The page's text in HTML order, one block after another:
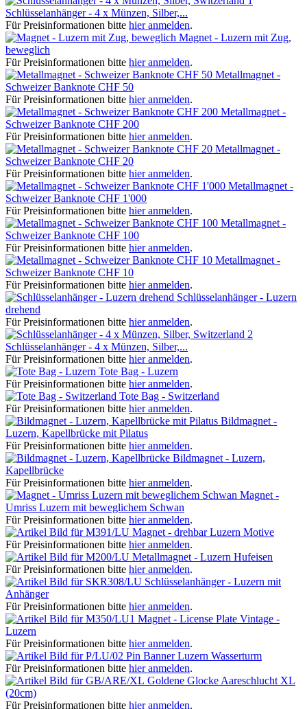
Schlüsselanhänger - 4 x Münzen, Silber,...
Für Preisinformationen bitte hier anmelden.
Magnet - Luzern mit Zug,
beweglich
Für Preisinformationen bitte hier anmelden.
Metallmagnet -
Schweizer Banknote CHF 50
Für Preisinformationen bitte hier anmelden.
Metallmagnet -
Schweizer Banknote CHF 200
Für Preisinformationen bitte hier anmelden.
Metallmagnet -
Schweizer Banknote CHF 20
Für Preisinformationen bitte hier anmelden.
Metallmagnet -
Schweizer Banknote CHF 1'000
Für Preisinformationen bitte hier anmelden.
Metallmagnet -
Schweizer Banknote CHF 100
Für Preisinformationen bitte hier anmelden.
Metallmagnet -
Schweizer Banknote CHF 10
Für Preisinformationen bitte hier anmelden.
Schlüsselanhänger - Luzern
drehend
Für Preisinformationen bitte hier anmelden.
Schlüsselanhänger - 4 x Münzen, Silber,...
Für Preisinformationen bitte hier anmelden.
Tote Bag - Luzern
Für Preisinformationen bitte hier anmelden.
Tote Bag - Switzerland
Für Preisinformationen bitte hier anmelden.
Bildmagnet -
Luzern, Kapellbrücke mit Pilatus
Für Preisinformationen bitte hier anmelden.
Bildmagnet - Luzern,
Kapellbrücke
Für Preisinformationen bitte hier anmelden.
Magnet -
Umriss Luzern mit beweglichem Schwan
Für Preisinformationen bitte hier anmelden.
Magnet - drehbar Luzern Motive
Für Preisinformationen bitte hier anmelden.
Metallmagnet - Luzern Hufeisen
Für Preisinformationen bitte hier anmelden.
Schlüsselanhänger - Luzern mit
Anhänger
Für Preisinformationen bitte hier anmelden.
Magnet - License Plate Vintage -
Luzern
Für Preisinformationen bitte hier anmelden.
Pin Banner Luzern Wasserturm
Für Preisinformationen bitte hier anmelden.
Goldene Glocke Aareschlucht XL
(20cm)
Für Preisinformationen bitte hier anmelden.